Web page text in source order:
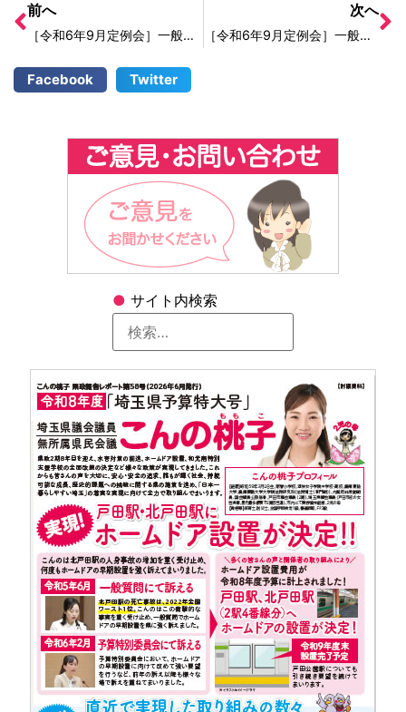
● サイト内検索
前へ
［令和6年9月定例会］一般質問3日目
次へ
［令和6年9月定例会］一般質問5日目
Facebook Twitter